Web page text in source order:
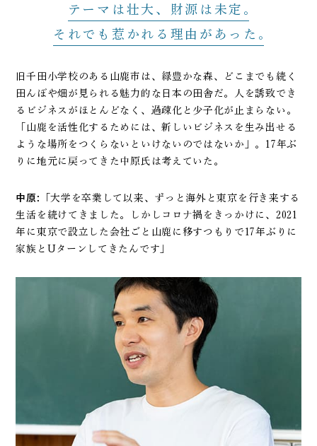
テーマは壮大、財源は未定
それでも惹かれる理由があった
旧千田小学校のある山鹿市は、緑豊かな森、どこまでも続く
田んぼや畑が見られる魅力的な日本の田舎だ。人を誘致でき
るビジネスがほとんどなく、過疎化と少子化が止まらない。
「山鹿を活性化するためには、新しいビジネスを生み出せる
ような場所をつくらないといけないのではないか」。17年ぶ
りに地元に戻ってきた中原氏は考えていた。
中原: 「大学を卒業して以来、ずっと海外と東京を行き来する
生活を続けてきました。しかしコロナ禍をきっかけに、2021
年に東京で設立した会社ごと山鹿に移すつもりで17年ぶりに
家族とUターンしてきたんです」